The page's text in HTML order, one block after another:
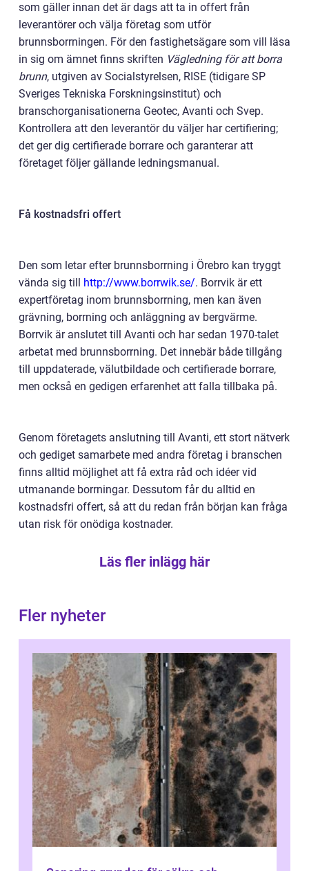
som gäller innan det är dags att ta in offert från
leverantörer och välja företag som utför
brunnsborrningen. För den fastighetsägare som vill läsa
in sig om ämnet finns skriften Vägledning för att borra
brunn, utgiven av Socialstyrelsen, RISE (tidigare SP
Sveriges Tekniska Forskningsinstitut) och
branschorganisationerna Geotec, Avanti och Svep.
Kontrollera att den leverantör du väljer har certifiering;
det ger dig certifierade borrare och garanterar att
företaget följer gällande ledningsmanual.
Få kostnadsfri offert
Den som letar efter brunnsborrning i Örebro kan tryggt
vända sig till
http://www.borrwik.se/. Borrvik är ett
expertföretag inom brunnsborrning, men kan även
grävning, borrning och anläggning av bergvärme.
Borrvik är anslutet till Avanti och har sedan 1970-talet
arbetat med brunnsborrning. Det innebär både tillgång
till uppdaterade, välutbildade och certifierade borrare,
men också en gedigen erfarenhet att falla tillbaka på.
Genom företagets anslutning till Avanti, ett stort nätverk
och gediget samarbete med andra företag i branschen
finns alltid möjlighet att få extra råd och idéer vid
utmanande borrningar. Dessutom får du alltid en
kostnadsfri offert, så att du redan från början kan fråga
utan risk för onödiga kostnader.
Läs fler inlägg här
Fler nyheter